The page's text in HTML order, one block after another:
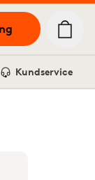
Kundservice